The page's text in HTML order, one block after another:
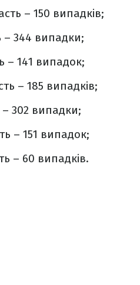
– 150 випадків;
– 344 випадки;
– 141 випадок;
– 185 випадків;
302 випадки;
– 151 випадок;
– 60 випадків.